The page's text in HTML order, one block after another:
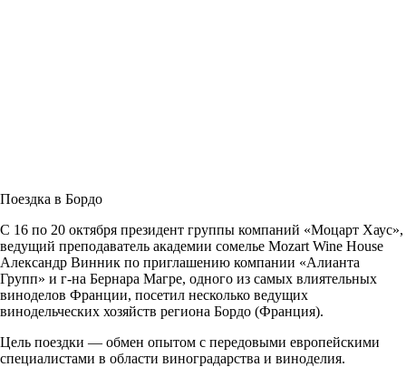
Поездка в Бордо
С 16 по 20 октября президент группы компаний «Моцарт Хаус»,
ведущий преподаватель академии сомелье Mozart Wine House
Александр Винник по приглашению компании «Алианта
Групп» и г-на Бернара Магре, одного из самых влиятельных
виноделов Франции, посетил несколько ведущих
винодельческих хозяйств региона Бордо (Франция).
Цель поездки — обмен опытом с передовыми европейскими
специалистами в области виноградарства и виноделия.